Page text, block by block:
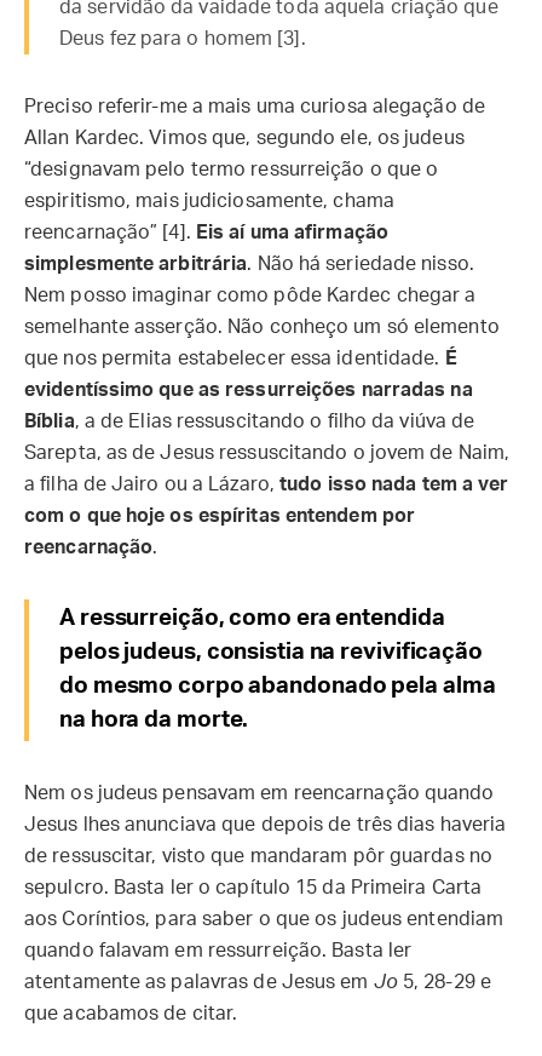
da servidão da vaidade toda aquela criação que
Deus fez para o homem [3].
Preciso referir-me a mais uma curiosa alegação de
Allan Kardec. Vimos que, segundo ele, os judeus
“designavam pelo termo ressurreição o que o
espiritismo, mais judiciosamente, chama
reencarnação” [4]. Eis aí uma afirmação
simplesmente arbitrária. Não há seriedade nisso.
Nem posso imaginar como pôde Kardec chegar a
semelhante asserção. Não conheço um só elemento
que nos permita estabelecer essa identidade. É
evidentíssimo que as ressurreições narradas na
Bíblia, a de Elias ressuscitando o filho da viúva de
Sarepta, as de Jesus ressuscitando o jovem de Naim,
a filha de Jairo ou a Lázaro,tudo isso nada tem a ver
com o que hoje os espíritas entendem por
reencarnação.
A ressurreição, como era entendida
pelos judeus, consistia na revivificação
do mesmo corpo abandonado pela alma
na hora da morte.
Nem os judeus pensavam em reencarnação quando
Jesus lhes anunciava que depois de três dias haveria
de ressuscitar, visto que mandaram pôr guardas no
sepulcro. Basta ler o capítulo 15 da Primeira Carta
aos Coríntios, para saber o que os judeus entendiam
quando falavam em ressurreição. Basta ler
atentamente as palavras de Jesus em Jo5, 28-29 e
que acabamos de citar.